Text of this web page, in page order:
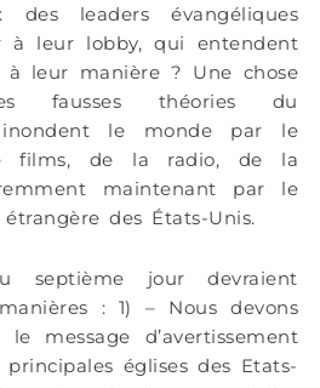
des leaders évangéliques
à leur lobby, qui entendent
à leur manière ? Une chose
théories du
inondent le monde par le
films, de la radio, de la
maintenant par le
des États-Unis.
septième jour devraient
: 1) – Nous devons
message d’avertissement
églises des Etats-